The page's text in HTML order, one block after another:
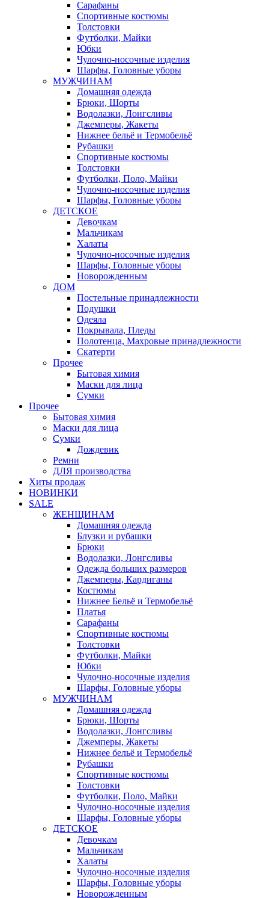
Сарафаны
Спортивные костюмы
Толстовки
Футболки, Майки
Юбки
Чулочно-носочные изделия
Шарфы, Головные уборы
МУЖЧИНАМ
Домашняя одежда
Брюки, Шорты
Водолазки, Лонгсливы
Джемперы, Жакеты
Нижнее бельё и Термобельё
Рубашки
Спортивные костюмы
Толстовки
Футболки, Поло, Майки
Чулочно-носочные изделия
Шарфы, Головные уборы
ДЕТСКОЕ
Девочкам
Мальчикам
Халаты
Чулочно-носочные изделия
Шарфы, Головные уборы
Новорожденным
ДОМ
Постельные принадлежности
Подушки
Одеяла
Покрывала, Пледы
Полотенца, Махровые принадлежности
Скатерти
Прочее
Бытовая химия
Маски для лица
Сумки
Прочее
Бытовая химия
Маски для лица
Сумки
Дождевик
Ремни
ДЛЯ производства
Хиты продаж
НОВИНКИ
SALE
ЖЕНЩИНАМ
Домашняя одежда
Блузки и рубашки
Брюки
Водолазки, Лонгсливы
Одежда больших размеров
Джемперы, Кардиганы
Костюмы
Нижнее Бельё и Термобельё
Платья
Сарафаны
Спортивные костюмы
Толстовки
Футболки, Майки
Юбки
Чулочно-носочные изделия
Шарфы, Головные уборы
МУЖЧИНАМ
Домашняя одежда
Брюки, Шорты
Водолазки, Лонгсливы
Джемперы, Жакеты
Нижнее бельё и Термобельё
Рубашки
Спортивные костюмы
Толстовки
Футболки, Поло, Майки
Чулочно-носочные изделия
Шарфы, Головные уборы
ДЕТСКОЕ
Девочкам
Мальчикам
Халаты
Чулочно-носочные изделия
Шарфы, Головные уборы
Новорожденным